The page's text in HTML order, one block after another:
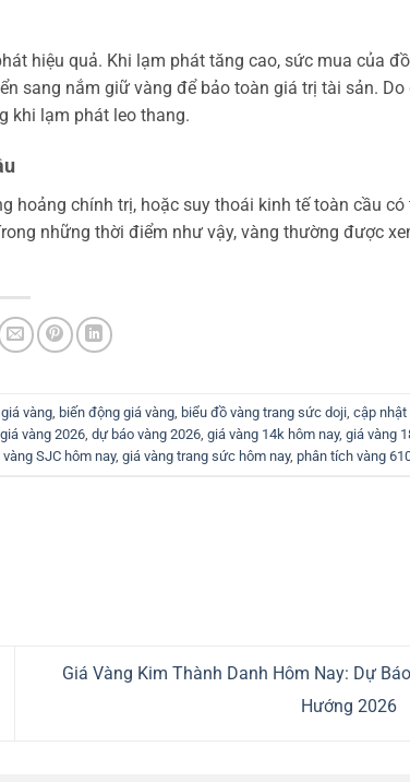
hiệu quả. Khi lạm phát tăng cao, sức mua của
sang nắm giữ vàng để bảo toàn giá trị tài sản. Do
khi lạm phát leo thang.
hoảng chính trị, hoặc suy thoái kinh tế toàn cầu có
những thời điểm như vậy, vàng thường được
vàng biến động giá vàng biểu đồ vàng trang sức doji ,cập nhật
vàng 2026 ,dự báo vàng 2026 ,giá vàng 14k hôm nay,giá vàng
vàng SJC hôm nay,giá vàng trang sức hôm nay, phân tích vàng
Giá Vàng Kim Thành Danh Hôm Nay: Dự
Hướng 2026